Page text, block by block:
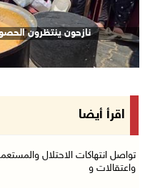
نادي الأسير: تجديد أمرَ منع
07/آب/2026 08:24 م
مستعمرون يهاجمون قرية
مستعمرون يهاجمون مساكن
بعد تجديد منع زيارات
نازحون ينتظرون
اقرأ أيضا
تواصل انتهاكات الاحتلال
واعتقالات و